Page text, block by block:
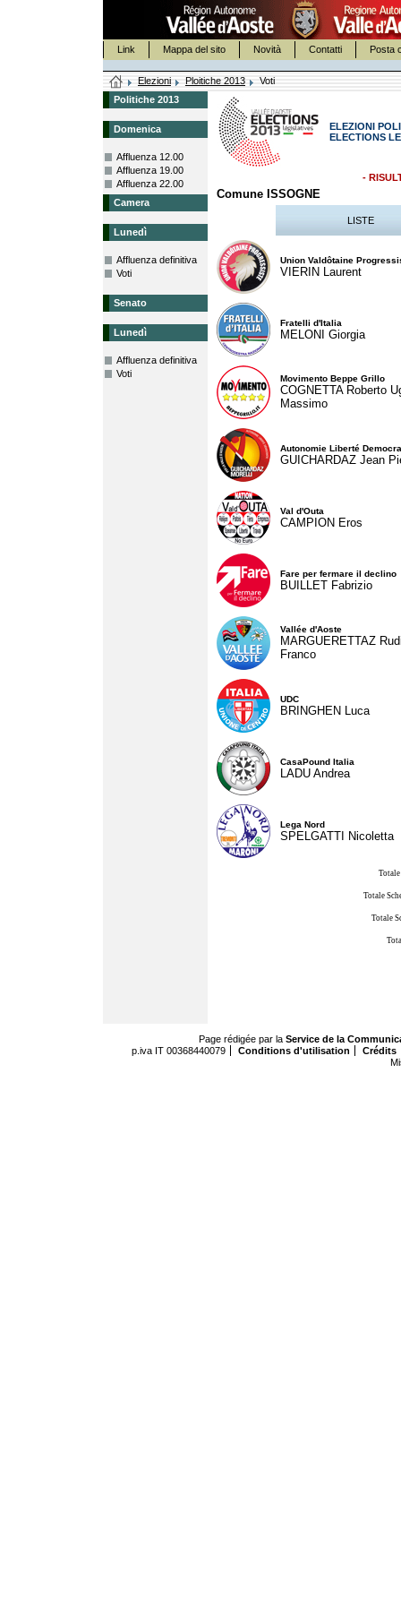
Link Mappa del sito Novità Contatti Posta
Elezioni Ploitiche 2013
Voti
Politiche 2013
Domenica
Affluenza 12.00
Affluenza 19.00
Affluenza 22.00
Camera
Lunedì
Affluenza definitiva
Voti
Senato
Lunedì
Affluenza definitiva
Voti
ELEZIONI
ELECTIONS
-
Comune ISSOGNE
LISTE
Union Valdôtaine
VIERIN Laurent
Fratelli d'Italia
MELONI Giorgia
Movimento Beppe Grillo
COGNETTA Roberto
Massimo
Autonomie Liberté
GUICHARDAZ Jean
Val d'Outa
CAMPION Eros
Fare per fermare il declino
BUILLET Fabrizio
Vallée d'Aoste
MARGUERETTAZ
Franco
UDC
BRINGHEN Luca
CasaPound Italia
LADU Andrea
Lega Nord
SPELGATTI Nicoletta
Totale
Totale
Page rédigée par la Service de la
p.iva IT 00368440079
Conditions d'utilisation
Crédits